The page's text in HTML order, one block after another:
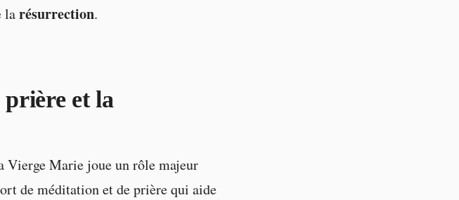
larésurrection.
prière et la
Vierge Marie joue un rôle majeur
de méditation et de prière qui aide